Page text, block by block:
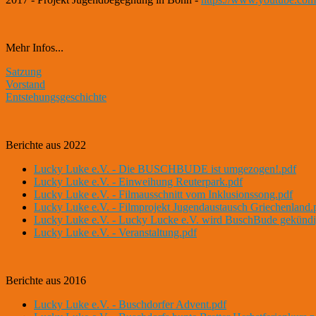
Mehr Infos...
Satzung
Vorstand
Entstehungsgeschichte
Berichte aus 2022
Lucky Luke e.V. - Die BUSCHBUDE ist umgezogen!.pdf
Lucky Luke e.V. - Einweihung Reuterpark.pdf
Lucky Luke e.V. - Filmausschnitt vom Inklusionssong.pdf
Lucky Luke e.V. - Filmprojekt Jugendaustausch
Lucky Luke e.V. - Lucky Lucke e.V. wird BuschBude
Lucky Luke e.V. - Veranstaltung.pdf
Berichte aus 2016
Lucky Luke e.V. - Buschdorfer Advent.pdf